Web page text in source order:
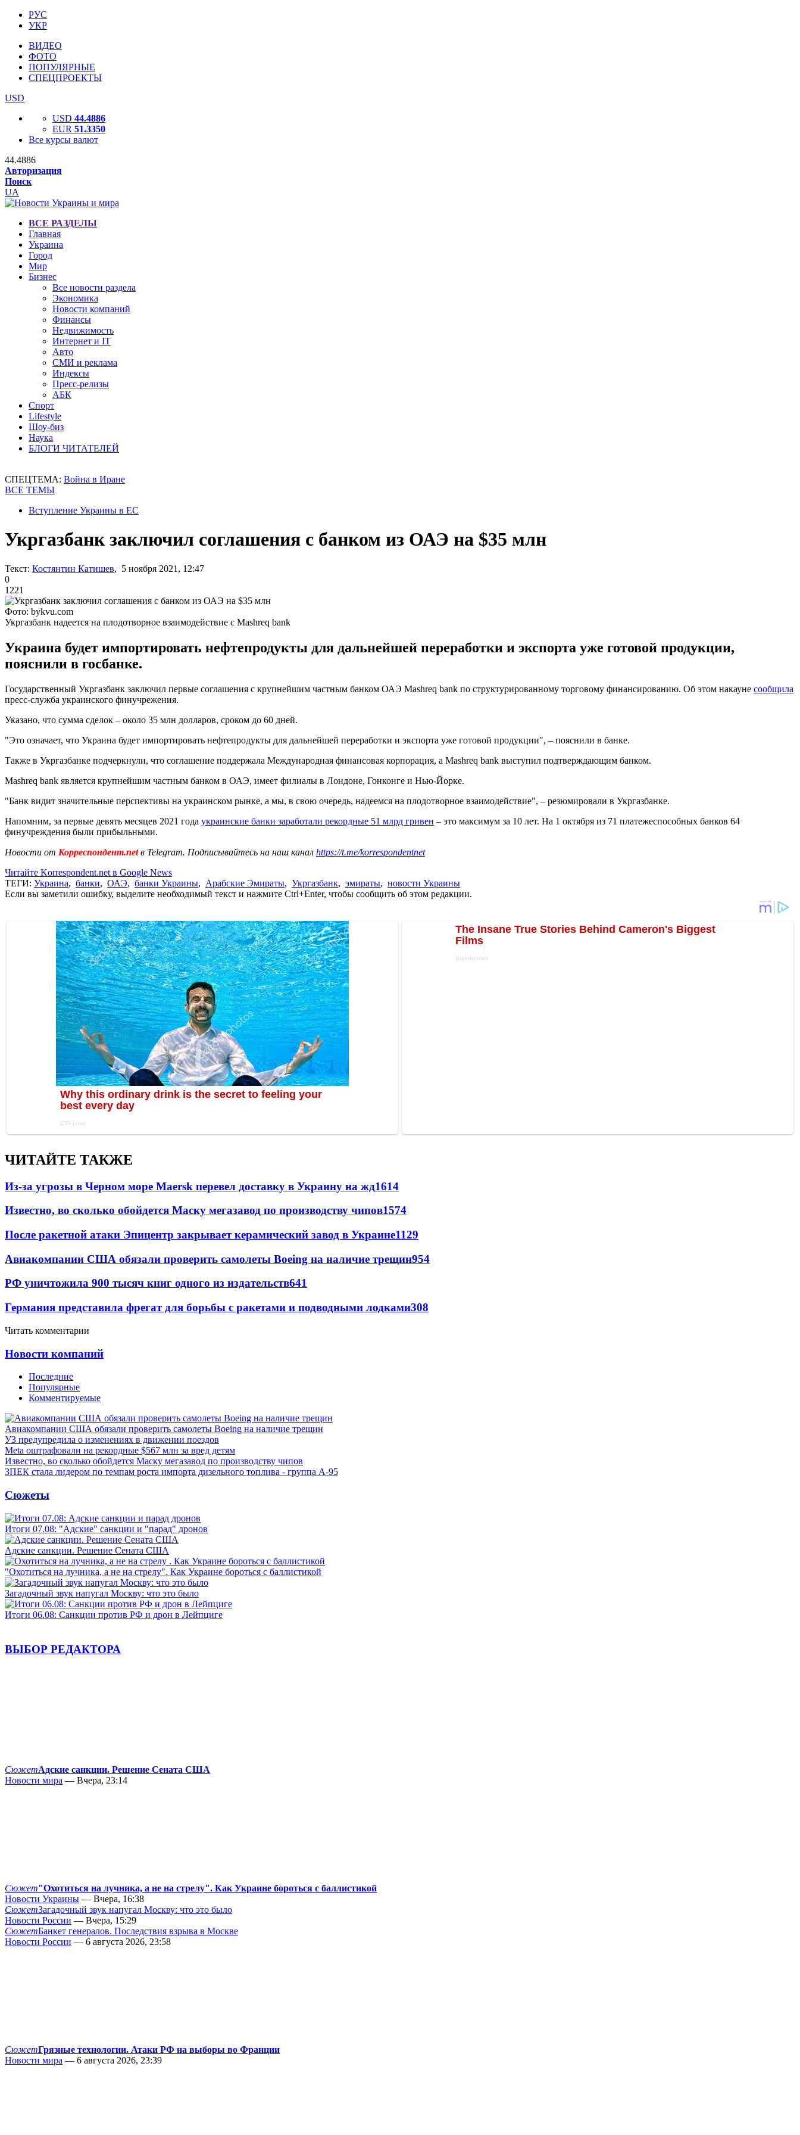
РУС
УКР
ВИДЕО
ФОТО
ПОПУЛЯРНЫЕ
СПЕЦПРОЕКТЫ
USD
USD 44.4886
EUR 51.3350
Все курсы валют
44.4886
Авторизация
Поиск
UA
ВСЕ РАЗДЕЛЫ
Главная
Украина
Город
Мир
Бизнес
Все новости раздела
Экономика
Новости компаний
Финансы
Недвижимость
Интернет и IT
Авто
СМИ и реклама
Индексы
Пресс-релизы
АБК
Спорт
Lifestyle
Шоу-биз
Наука
БЛОГИ ЧИТАТЕЛЕЙ
СПЕЦТЕМА: Война в Иране
ВСЕ ТЕМЫ
Вступление Украины в ЕС
Укргазбанк заключил соглашения с банком из ОАЭ на $35 млн
Текст: Костянтин Катишев, 5 ноября 2021, 12:47
0
1221
Фото: bykvu.com
Укргазбанк надеется на плодотворное взаимодействие с Mashreq bank
Украина будет импортировать нефтепродукты для дальнейшей переработки и экспорта уже готовой продукции,
пояснили в госбанке.
Государственный Укргазбанк заключил первые соглашения с крупнейшим частным банком ОАЭ Mashreq bank по структурированному торговому финансированию. Об этом накауне сообщила
пресс-служба украинского финучрежения.
Указано, что сумма сделок – около 35 млн долларов, сроком до 60 дней.
"Это означает, что Украина будет импортировать нефтепродукты для дальнейшей переработки и экспорта уже готовой продукции", – пояснили в банке.
Также в Укргазбанке подчеркнули, что соглашение поддержала Международная финансовая корпорация, а Mashreq bank выступил подтверждающим банком.
Mashreq bank является крупнейшим частным банком в ОАЭ, имеет филиалы в Лондоне, Гонконге и Нью-Йорке.
"Банк видит значительные перспективы на украинском рынке, а мы, в свою очередь, надеемся на плодотворное взаимодействие", – резюмировали в Укргазбанке.
Напомним, за первые девять месяцев 2021 года украинские банки заработали рекордные 51 млрд гривен – это максимум за 10 лет. На 1 октября из 71 платежеспособных банков 64
финучреждения были прибыльными.
Новости от Корреспондент.netв Telegram. Подписывайтесь на наш канал https://t.me/korrespondentnet
Читайте Korrespondent.net в Google News
ТЕГИ: Украина, банки, ОАЭ, банки Украины, Арабские Эмираты, Укргазбанк, эмираты, новости Украины
Если вы заметили ошибку, выделите необходимый текст и нажмите Ctrl+Enter, чтобы сообщить об этом редакции.
ЧИТАЙТЕ ТАКЖЕ
Из-за угрозы в Черном море Maersk перевел доставку в Украину на жд1614
Известно, во сколько обойдется Маску мегазавод по производству чипов1574
После ракетной атаки Эпицентр закрывает керамический завод в Украине1129
Авиакомпании США обязали проверить самолеты Boeing на наличие трещин954
РФ уничтожила 900 тысяч книг одного из издательств641
Германия представила фрегат для борьбы с ракетами и подводными лодками308
Читать комментарии
Новости компаний
Последние
Популярные
Комментируемые
Авиакомпании США обязали проверить самолеты Boeing на наличие трещин
УЗ предупредила о изменениях в движении поездов
Meta оштрафовали на рекордные $567 млн за вред детям
Известно, во сколько обойдется Маску мегазавод по производству чипов
ЗПЕК стала лидером по темпам роста импорта дизельного топлива - группа А-95
Сюжеты
Итоги 07.08: "Адские" санкции и "парад" дронов
Адские санкции. Решение Сената США
"Охотиться на лучника, а не на стрелу". Как Украине бороться с баллистикой
Загадочный звук напугал Москву: что это было
Итоги 06.08: Санкции против РФ и дрон в Лейпциге
ВЫБОР РЕДАКТОРА
СюжетАдские санкции. Решение Сената США
Новости мира — Вчера, 23:14
Сюжет"Охотиться на лучника, а не на стрелу". Как Украине бороться с баллистикой
Новости Украины — Вчера, 16:38
СюжетЗагадочный звук напугал Москву: что это было
Новости России — Вчера, 15:29
СюжетБанкет генералов. Последствия взрыва в Москве
Новости России — 6 августа 2026, 23:58
СюжетГрязные технологии. Атаки РФ на выборы во Франции
Новости мира — 6 августа 2026, 23:39